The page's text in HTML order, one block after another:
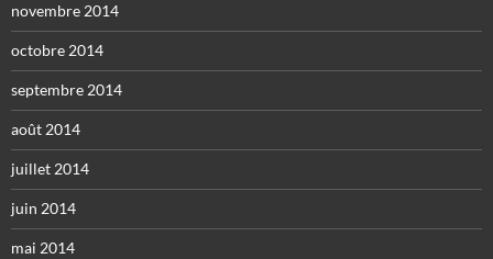
novembre 2014
octobre 2014
septembre 2014
août 2014
juillet 2014
juin 2014
mai 2014